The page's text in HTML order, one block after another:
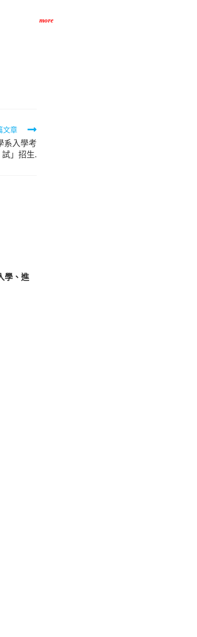
文章
系入學考
試」招生.
學、進
more